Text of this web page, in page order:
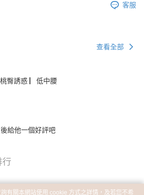
客服
查看全部
臀誘惑 ▏低中腰
給他一個好評吧
行
有關本網站使用 cookie 方式之詳情，及若您不希